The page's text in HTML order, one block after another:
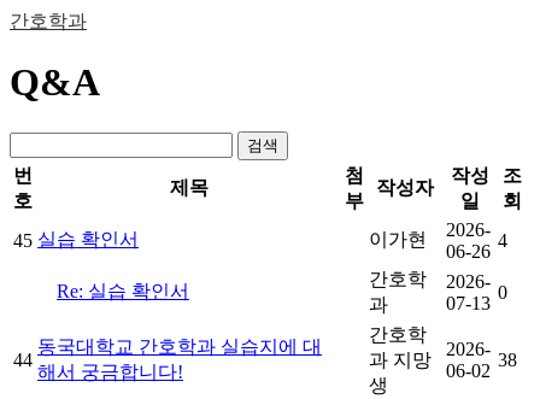
간호학과
Q&A
검색
번
호
제목
첨
부
작성자
작성
일
조
회
45 실습 확인서 이가현
2026-
06-26
4
Re: 실습 확인서
간호학
과
2026-
07-13
0
44
동국대학교 간호학과 실습지에 대
해서 궁금합니다!
간호학
과 지망
생
2026-
06-02
38